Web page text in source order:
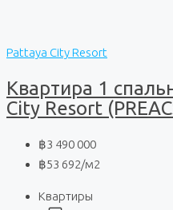
Pattaya City Resort
Квартира 1
City Resort
฿3 490 000
฿53 692/м2
Квартиры